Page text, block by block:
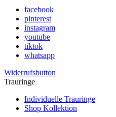
facebook
pinterest
instagram
youtube
tiktok
whatsapp
Widerrufsbutton
Trauringe
Individuelle Trauringe
Shop Kollektion